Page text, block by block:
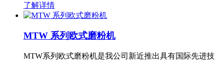
了解详情
MTW 系列欧式磨粉机
MTW系列欧式磨粉机是我公司新近推出具有国际先进技